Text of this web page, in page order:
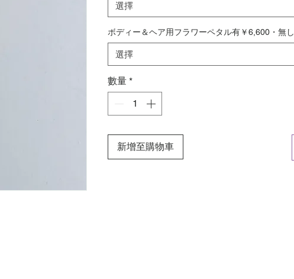
選擇
ボディー＆ヘア用フラワーペタル有￥6,600・無し
選擇
數量 *
新增至購物車